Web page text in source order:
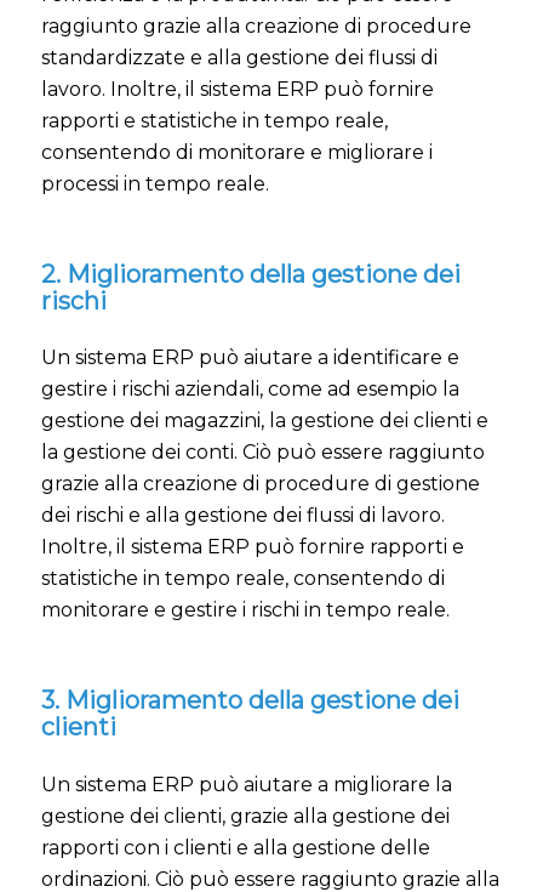
raggiunto grazie alla creazione di procedure
standardizzate e alla gestione dei flussi di
lavoro. Inoltre, il sistema ERP può fornire
rapporti e statistiche in tempo reale,
consentendo di monitorare e migliorare i
processi in tempo reale.
2. Miglioramento della gestione dei
rischi
Un sistema ERP può aiutare a identificare e
gestire i rischi aziendali, come ad esempio la
gestione dei magazzini, la gestione dei clienti e
la gestione dei conti. Ciò può essere raggiunto
grazie alla creazione di procedure di gestione
dei rischi e alla gestione dei flussi di lavoro.
Inoltre, il sistema ERP può fornire rapporti e
statistiche in tempo reale, consentendo di
monitorare e gestire i rischi in tempo reale.
3. Miglioramento della gestione dei
clienti
Un sistema ERP può aiutare a migliorare la
gestione dei clienti, grazie alla gestione dei
rapporti con i clienti e alla gestione delle
ordinazioni. Ciò può essere raggiunto grazie alla